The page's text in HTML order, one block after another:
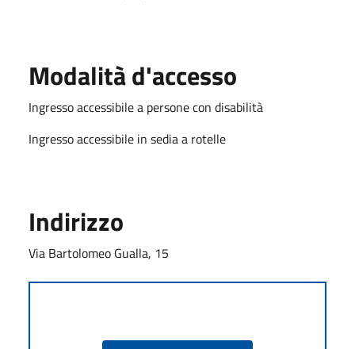
Modalità d'accesso
Ingresso accessibile a persone con disabilità
Ingresso accessibile in sedia a rotelle
Indirizzo
Via Bartolomeo Gualla, 15